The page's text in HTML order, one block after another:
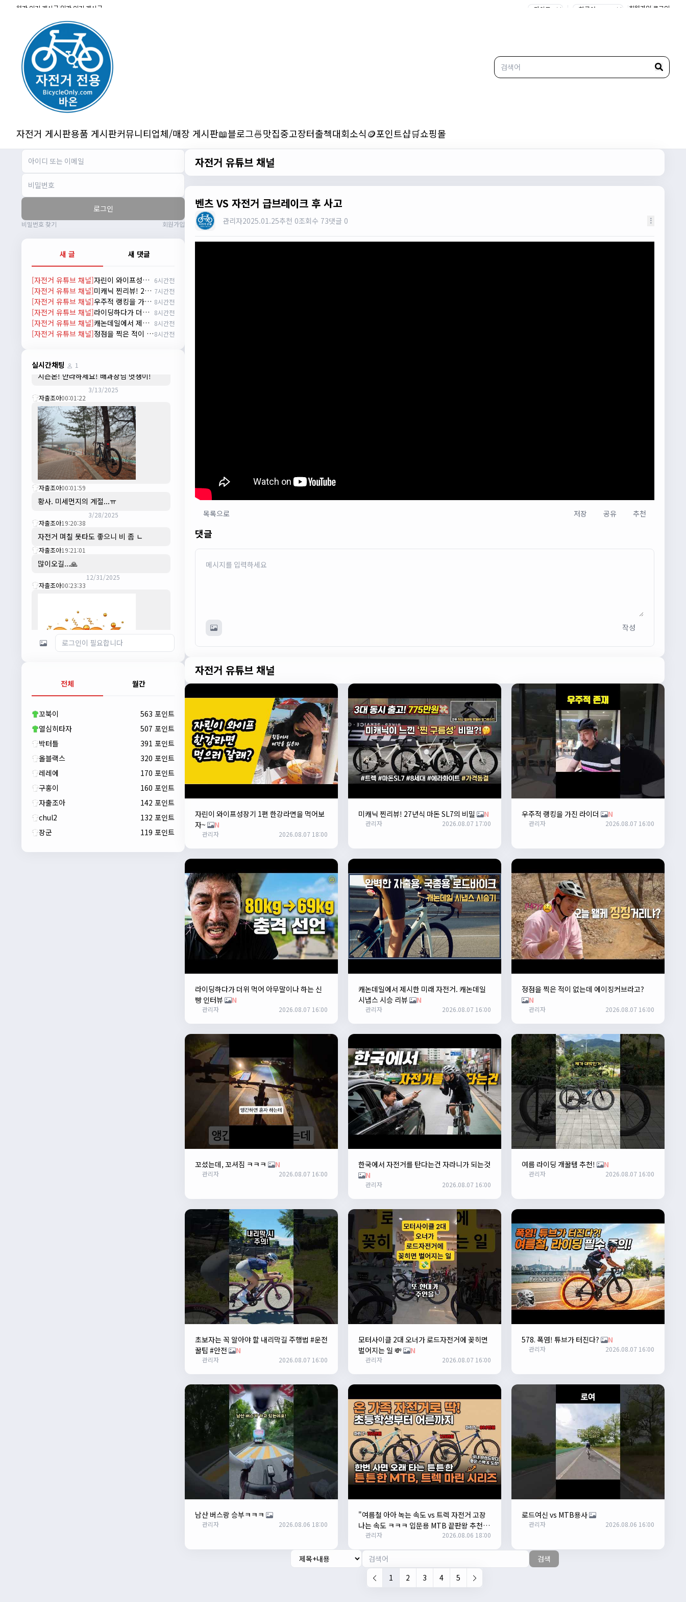
월간 인기 게시글|일간 인기 게시글 | |회원가입|로그인
자전거 게시판용품 게시판커뮤니티업체/매장 게시판📖블로그🍜맛집중고장터출첵대회소식🪙포인트샵🛒쇼핑몰
로그인
비밀번호 찾기 회원가입
새 글 새 댓글
[자전거 유튜브 채널] 자린이 와이프성장기 1편 한강라면을 먹어보자~ 6시간전
[자전거 유튜브 채널] 미캐닉 찐리뷰! 27년식 마돈 SL7의 비밀 7시간전
[자전거 유튜브 채널] 우주적 랭킹을 가진 라이더 8시간전
[자전거 유튜브 채널] 라이딩하다가 더위 먹어 아무말이나 하는 신빵 인터뷰 8시간전
[자전거 유튜브 채널] 캐논데일에서 제시한 미래 자전거. 캐논데일 시냅스 시승 리뷰 8시간전
[자전거 유튜브 채널] 정점을 찍은 적이 없는데 에이징커브라고?8시간전
실시간채팅 1
잔차나라 화이팅!!
감사합니다 파이팅!!!!
2/14/2025
서준22:03:11
저 첫 로드로 힉스 바버비 살려하는데 괜찮
나요?
2/16/2025
자출조아15:14:23
시즌온 하신 분들 모두 안라하세요~~
서준 20:17:55
시즌온이랑 안라가 몬가요?
진우 01:50:08
시즌온은 시즌이 시작됬다는거고 안라는
안전한 라이딩으로 알고있습니다
자출조아03:19:07
시즌이 곧 다가오네요 ^^ 모두 안전한 라이
딩 하시기 바랍니다
자출조아18:44:23
넵!! 잔차나라도 시즌온과 함께 바쁜 하루
하루 보내세요~~
3/1/2025
자출조아08:54:33
수도권은 3.1절 연휴 비소식...ㅠ ㅠ
JIWOON23:26:13
시즌온! 안라하세요! 배과장님 멋쟁이!
3/13/2025
자출조아00:01:22
자출조아00:01:59
황사. 미세먼지의 계절...ㅠ
3/28/2025
자출조아19:20:38
자전거 며칠 못타도 좋으니 비 좀 ㄴ
자출조아19:21:01
많이오길...🙏
12/31/2025
자출조아00:23:33
새해 복많이 받으세요!!
자출조아00:23:55
새해 복많이 받으세요!!
전체 월간
꼬북이
563 포인트
열심히타자
507 포인트
박터틀
391 포인트
올블랙스
320 포인트
레레에
170 포인트
구홍이
160 포인트
자출조아
142 포인트
chul2
132 포인트
장군
119 포인트
자전거 유튜브 채널
벤츠 VS 자전거 급브레이크 후 사고
관리자2025.01.25추천 0조회수 73댓글 0
목록으로 저장 공유 추천
댓글
작성
자전거 유튜브 채널
자린이 와이프성장기 1편 한강라면을 먹어보
자~
N
관리자 2026.08.07 18:00
미캐닉 찐리뷰! 27년식 마돈 SL7의 비밀 N
관리자 2026.08.07 17:00
우주적 랭킹을 가진 라이더 N
관리자 2026.08.07 16:00
라이딩하다가 더위 먹어 아무말이나 하는 신
빵 인터뷰
N
관리자 2026.08.07 16:00
캐논데일에서 제시한 미래 자전거. 캐논데일
시냅스 시승 리뷰
N
관리자 2026.08.07 16:00
정점을 찍은 적이 없는데 에이징커브라고?
N
관리자 2026.08.07 16:00
꼬셨는데, 꼬셔짐 ㅋㅋㅋ N
관리자 2026.08.07 16:00
한국에서 자전거를 탄다는건 자라니가 되는것
N
관리자 2026.08.07 16:00
여름 라이딩 개꿀템 추천! N
관리자 2026.08.07 16:00
초보자는 꼭 알아야 할 내리막길 주행법 #운전
꿀팁 #안전
N
관리자 2026.08.07 16:00
모터사이클 2대 오너가 로드자전거에 꽂히면
벌어지는 일 💸
N
관리자 2026.08.07 16:00
578. 폭염! 튜브가 터진다? N
관리자 2026.08.07 16:00
남산 버스랑 승부ㅋㅋㅋ
관리자 2026.08.06 18:00
"여름철 아아 녹는 속도 vs 트렉 자전거 고장
나는 속도 ㅋㅋㅋ 입문용 MTB 끝판왕 추천"
관리자 2026.08.06 18:00
로드여신 vs MTB용사
관리자 2026.08.06 16:00
검색
1
2 3 4 5